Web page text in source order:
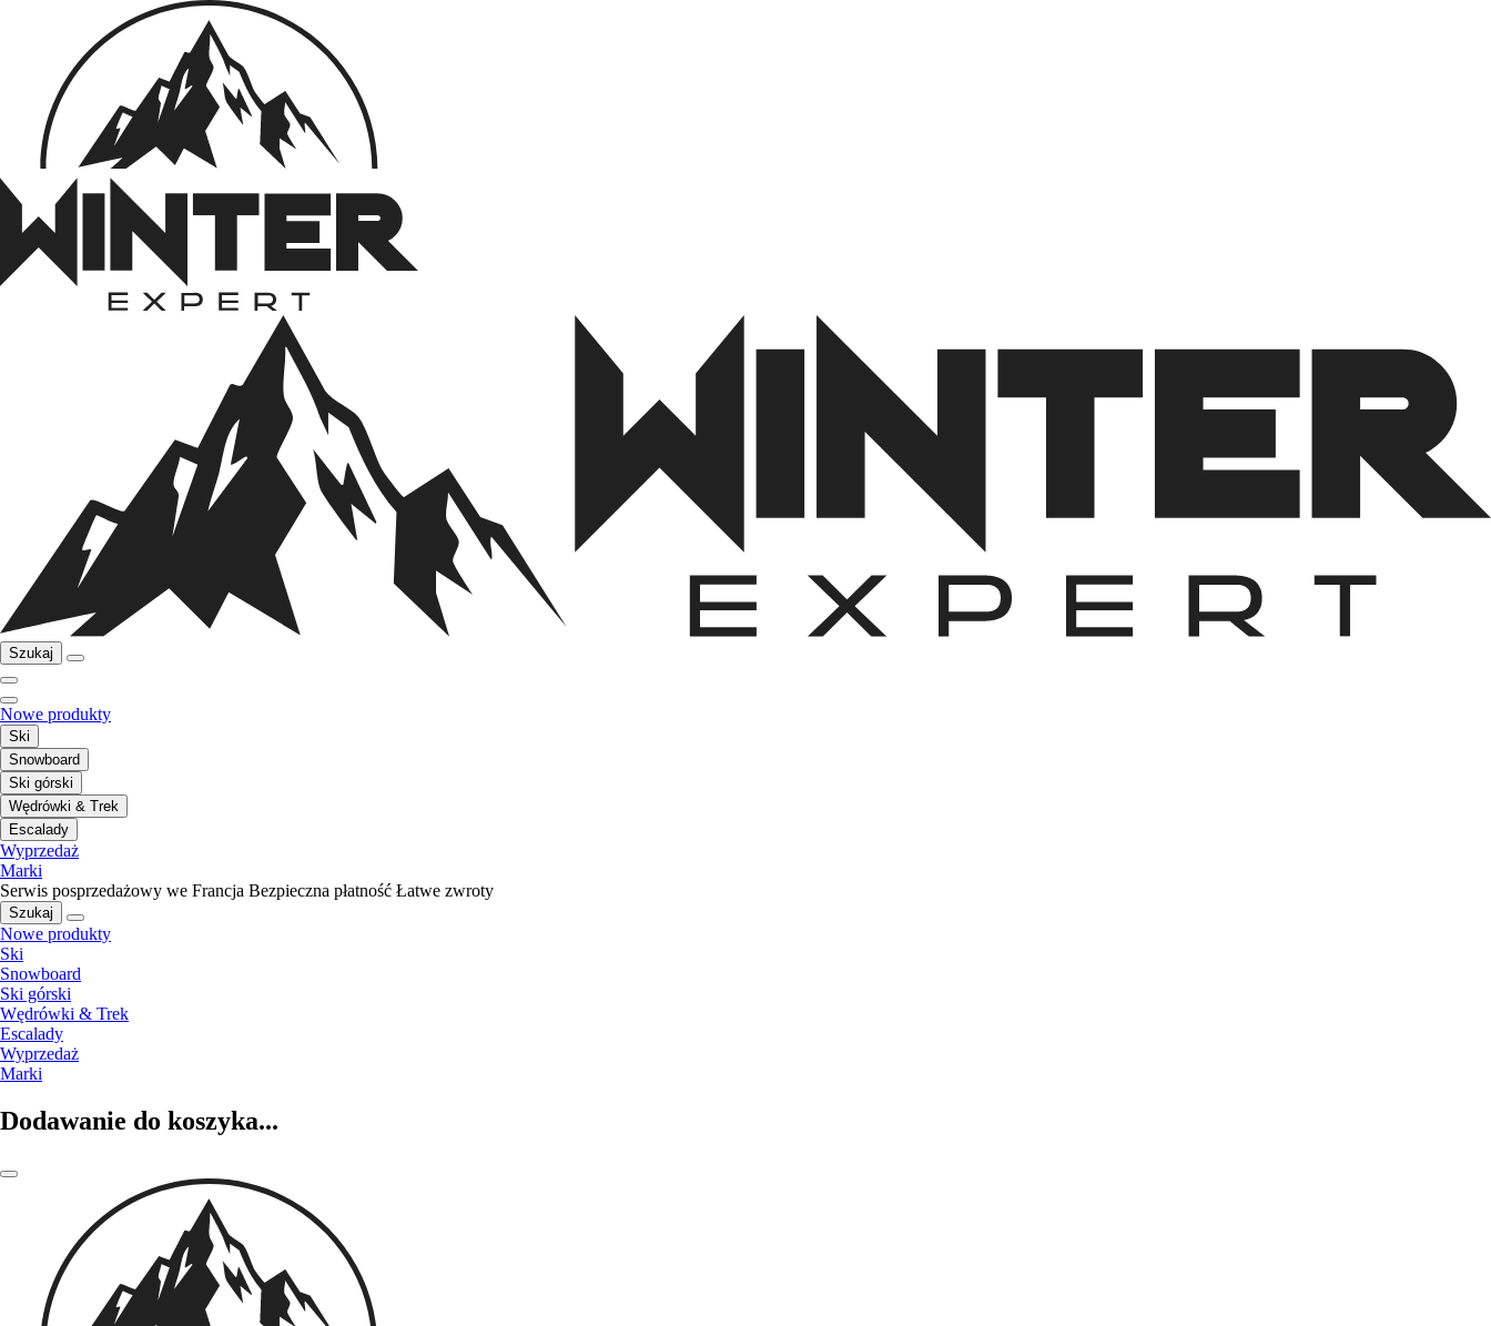
Szukaj
Nowe produkty
Ski
Snowboard
Ski górski
Wędrówki & Trek
Escalady
Wyprzedaż
Marki
Serwis posprzedażowy we Francja Bezpieczna płatność Łatwe zwroty
Szukaj
Nowe produkty
Ski
Snowboard
Ski górski
Wędrówki & Trek
Escalady
Wyprzedaż
Marki
Dodawanie do koszyka...